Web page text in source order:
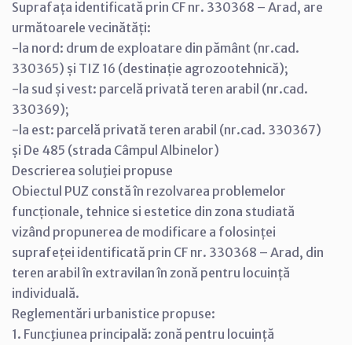
Suprafața identificată prin CF nr. 330368 – Arad, are
următoarele vecinătăți:
-la nord: drum de exploatare din pământ (nr.cad.
330365) și TIZ 16 (destinație agrozootehnică);
-la sud și vest: parcelă privată teren arabil (nr.cad.
330369);
-la est: parcelă privată teren arabil (nr.cad. 330367)
și De 485 (strada Câmpul Albinelor)
Descrierea soluţiei propuse
Obiectul PUZ constă în rezolvarea problemelor
funcționale, tehnice si estetice din zona studiată
vizând propunerea de modificare a folosinței
suprafeței identificată prin CF nr. 330368 – Arad, din
teren arabil în extravilan în zonă pentru locuință
individuală.
Reglementări urbanistice propuse:
1. Funcţiunea principală: zonă pentru locuință